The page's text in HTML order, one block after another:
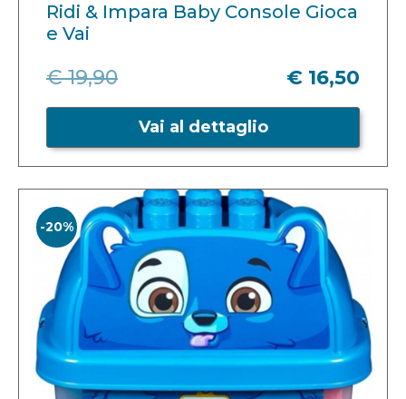
Ridi & Impara Baby Console Gioca
e Vai
€ 19,90 € 16,50
Vai al dettaglio
-20%